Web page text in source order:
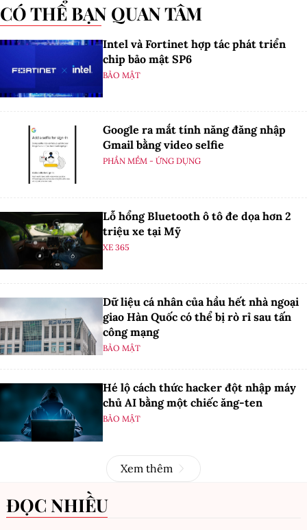
CÓ THỂ BẠN QUAN TÂM
Intel và Fortinet hợp tác phát triển
chip bảo mật SP6
BẢO MẬT
Google ra mắt tính năng đăng nhập
Gmail bằng video selfie
PHẦN MỀM - ỨNG DỤNG
Lỗ hổng Bluetooth ô tô đe dọa hơn 2
triệu xe tại Mỹ
XE 365
Dữ liệu cá nhân của hầu hết nhà ngoại
giao Hàn Quốc có thể bị rò rỉ sau tấn
công mạng
BẢO MẬT
Hé lộ cách thức hacker đột nhập máy
chủ AI bằng một chiếc ăng-ten
BẢO MẬT
Xem thêm
ĐỌC NHIỀU